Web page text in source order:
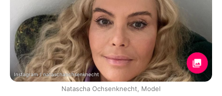
Instagram / nataschaochsenknecht
Natascha Ochsenknecht, Model